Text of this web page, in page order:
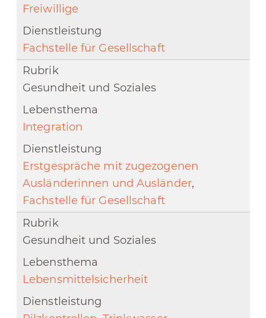
Freiwillige
Fachstelle für Gesellschaft
Gesundheit und Soziales
Integration
Erstgespräche mit zugezogenen
Ausländerinnen und Ausländer,
Fachstelle für Gesellschaft
Gesundheit und Soziales
Lebensmittelsicherheit